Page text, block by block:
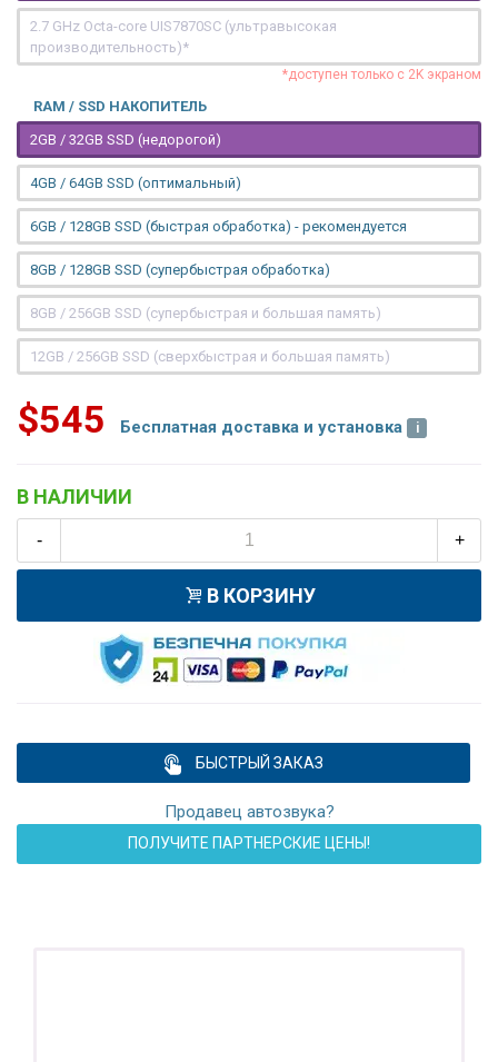
2.7 GHz Octa-core UIS7870SC (ультравысокая
производительность)*
*доступен только с 2K экраном
RAM / SSD НАКОПИТЕЛЬ
2GB / 32GB SSD (недорогой)
4GB / 64GB SSD (оптимальный)
6GB / 128GB SSD (быстрая обработка) - рекомендуется
8GB / 128GB SSD (супербыстрая обработка)
8GB / 256GB SSD (супербыстрая и большая память)
12GB / 256GB SSD (сверхбыстрая и большая память)
$545 Бесплатная доставка и установка
В НАЛИЧИИ
- +
В КОРЗИНУ
БЫСТРЫЙ ЗАКАЗ
Продавец автозвука?
ПОЛУЧИТЕ ПАРТНЕРСКИЕ ЦЕНЫ!